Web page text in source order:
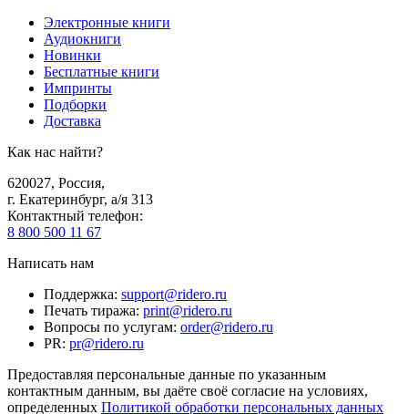
Электронные книги
Аудиокниги
Новинки
Бесплатные книги
Импринты
Подборки
Доставка
Как нас найти?
620027, Россия,
г. Екатеринбург, а/я 313
Контактный телефон:
8 800 500 11 67
Написать нам
Поддержка: support@ridero.ru
Печать тиража: print@ridero.ru
Вопросы по услугам: order@ridero.ru
PR: pr@ridero.ru
Предоставляя персональные данные по указанным
контактным данным, вы даёте своё согласие на условиях,
определенных Политикой обработки персональных данных